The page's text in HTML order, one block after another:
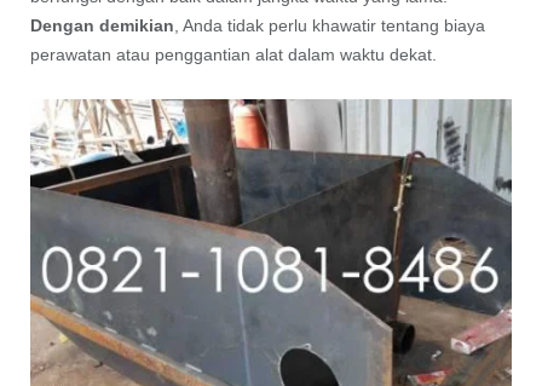
Dengan demikian, Anda tidak perlu khawatir tentang biaya
perawatan atau penggantian alat dalam waktu dekat.